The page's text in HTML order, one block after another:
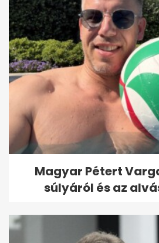
Magyar Pétert
súlyáról és az